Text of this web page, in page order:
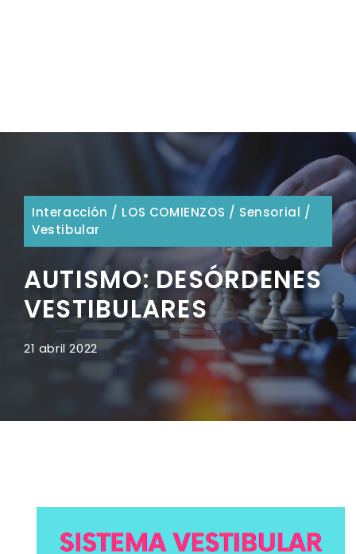
Interacción / LOS COMIENZOS / Sensorial /
Vestibular
AUTISMO: DESÓRDENES
VESTIBULARES
21 abril 2022